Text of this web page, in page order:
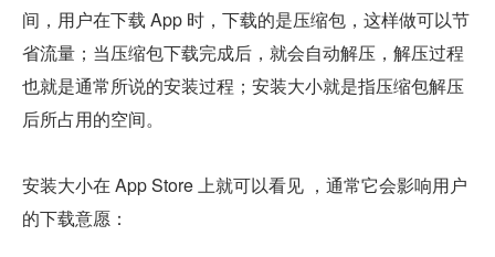
间，用户在下载 App 时，下载的是压缩包，这样做可以节
省流量；当压缩包下载完成后，就会自动解压，解压过程
也就是通常所说的安装过程；安装大小就是指压缩包解压
后所占用的空间。
安装大小在 App Store 上就可以看见 ，通常它会影响用户
的下载意愿：